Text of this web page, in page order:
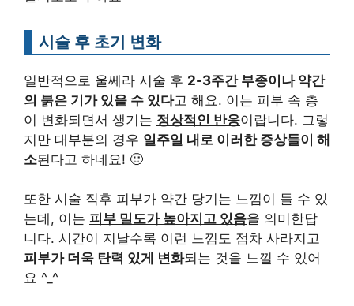
시술 후 초기 변화
일반적으로 울쎄라 시술 후 2-3주간 부종이나 약간
의 붉은 기가 있을 수 있다고 해요. 이는 피부 속 층
이 변화되면서 생기는 정상적인 반응이랍니다. 그렇
지만 대부분의 경우 일주일 내로 이러한 증상들이 해
소된다고 하네요! 🙂
또한 시술 직후 피부가 약간 당기는 느낌이 들 수 있
는데, 이는 피부 밀도가 높아지고 있음을 의미한답
니다. 시간이 지날수록 이런 느낌도 점차 사라지고
피부가 더욱 탄력 있게 변화되는 것을 느낄 수 있어
요 ^_^